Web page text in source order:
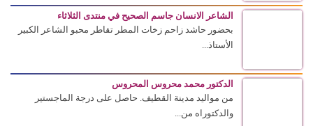
الشاعر الانسان جاسم الصحيح في منتدى الثلاثاء
بحضور حاشد زاحم زخات المطر تقاطر محبو الشاعر الكبير
الأستاذ...
الدكتور محمد محروس المحروس
من مواليد مدينة القطيف. حاصل على درجة الماجستير
والدكتوراه من...